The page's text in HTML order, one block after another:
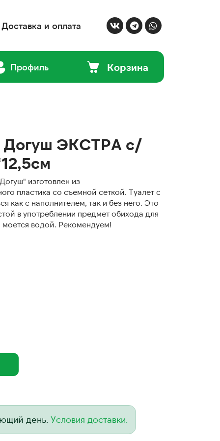
Доставка и оплата
Профиль Корзина
Догуш ЭКСТРА с/
изготовлен из
пластика со съемной сеткой. Туалет с
как с наполнителем, так и без него. Это
в употреблении предмет обихода для
моется водой. Рекомендуем!
день. Условия доставки.